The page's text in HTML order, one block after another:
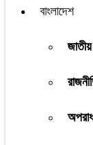
বাংলাদেশ
জাতীয়